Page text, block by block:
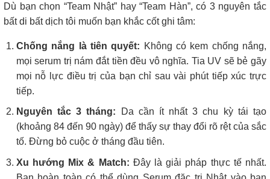
Dù bạn chọn “Team Nhật” hay “Team Hàn”, có 3 nguyên tắc
bất di bất dịch tôi muốn bạn khắc cốt ghi tâm:
Chống nắng là tiên quyết: Không có kem chống nắng,
mọi serum trị nám đắt tiền đều vô nghĩa. Tia UV sẽ bẻ gãy
mọi nỗ lực điều trị của bạn chỉ sau vài phút tiếp xúc trực
tiếp.
Nguyên tắc 3 tháng: Da cần ít nhất 3 chu kỳ tái tạo
(khoảng 84 đến 90 ngày) để thấy sự thay đổi rõ rệt của sắc
tố. Đừng bỏ cuộc ở tháng đầu tiên.
Xu hướng Mix & Match: Đây là giải pháp thực tế nhất.